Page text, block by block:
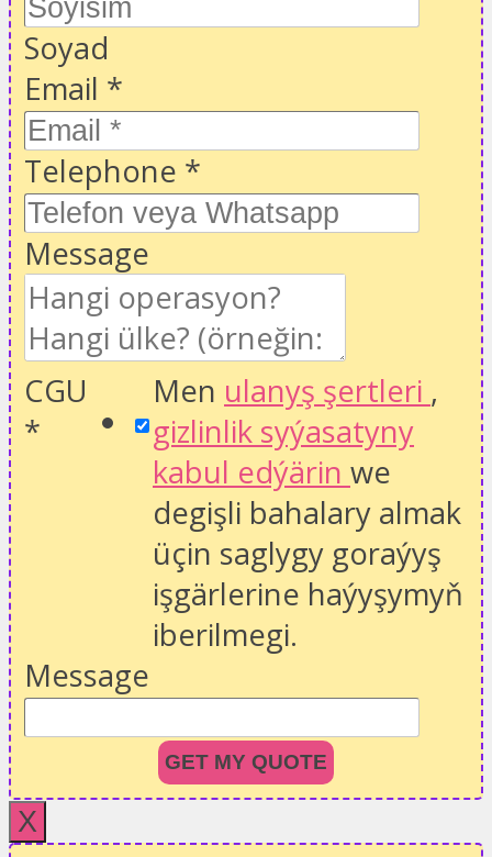
Soyad
Email *
Telephone *
Message
CGU
*
Men ulanyş şertleri ,
gizlinlik syýasatyny
kabul edýärin we
degişli bahalary almak
üçin saglygy goraýyş
işgärlerine haýyşymyň
iberilmegi.
Message
GET MY QUOTE
X